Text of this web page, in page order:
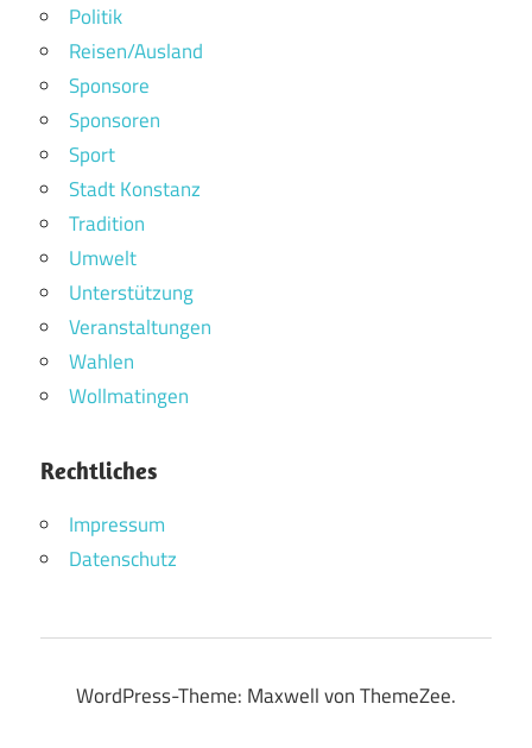
Politik
Reisen/Ausland
Sponsore
Sponsoren
Sport
Stadt Konstanz
Tradition
Umwelt
Unterstützung
Veranstaltungen
Wahlen
Wollmatingen
Rechtliches
Impressum
Datenschutz
WordPress-Theme: Maxwell von ThemeZee.